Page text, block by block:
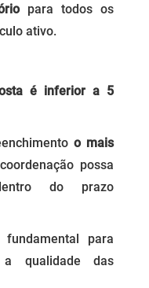
para todos os
ativo.
é inferior a 5
o mais
possa
do prazo
para
qualidade das